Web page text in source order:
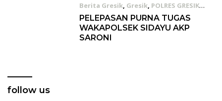
Berita Gresik, Gresik, POLRES GRESIK
21/07/2020
PELEPASAN PURNA TUGAS
WAKAPOLSEK SIDAYU AKP
SARONI
follow us